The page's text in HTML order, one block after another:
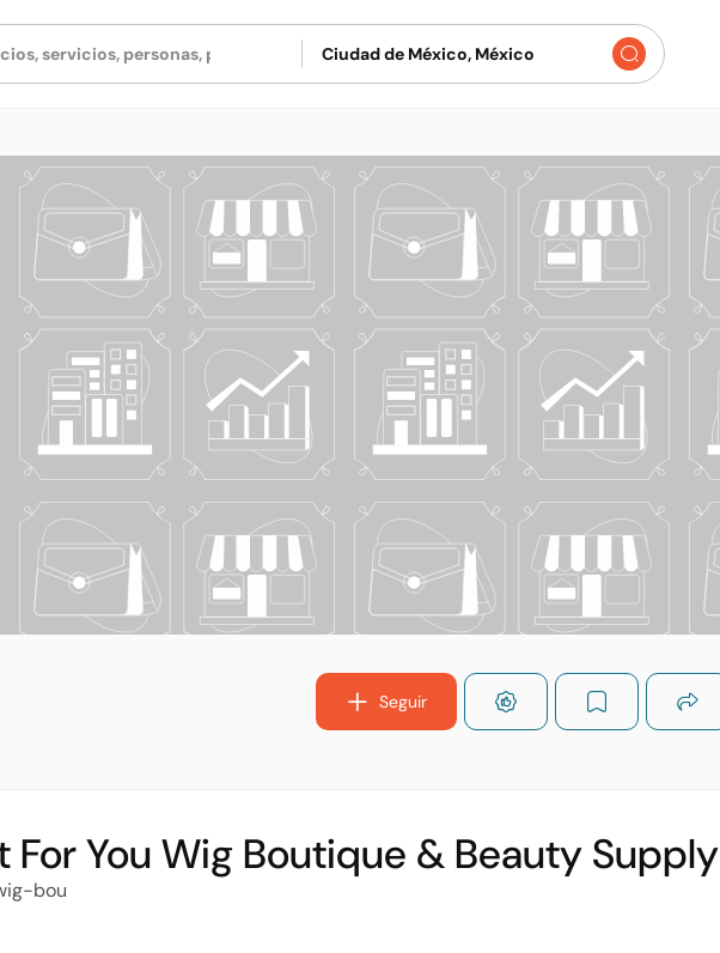
Seguir
For You Wig Boutique & Beauty Supply
bou